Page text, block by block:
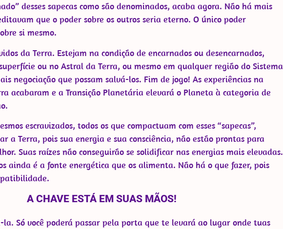
desses sapecas como são denominados, acaba agora. Não há mais
que o poder sobre os outros seria eterno. O único poder
si mesmo.
da Terra. Estejam na condição de encarnados ou desencarnados,
ou no Astral da Terra, ou mesmo em qualquer região do Sistema
negociação que possam salvá-los. Fim de jogo! As experiências na
acabaram e a Transição Planetária elevará o Planeta à categoria de
escravizados, todos os que compactuam com esses “sapecas”,
a Terra, pois sua energia e sua consciência, não estão prontas para
Suas raízes não conseguirão se solidificar nas energias mais elevadas.
ainda é a fonte energética que os alimenta. Não há o que fazer, pois
A CHAVE ESTÁ EM SUAS MÃOS!
la. Só você poderá passar pela porta que te levará ao lugar onde tuas